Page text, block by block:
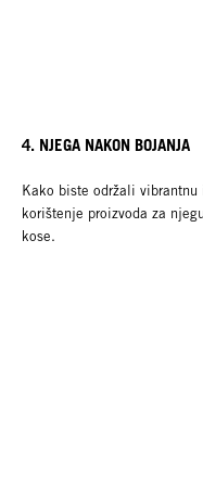
4. NJEGA NAKON BOJANJA
Kako biste održali
korištenje proizvoda za
kose.